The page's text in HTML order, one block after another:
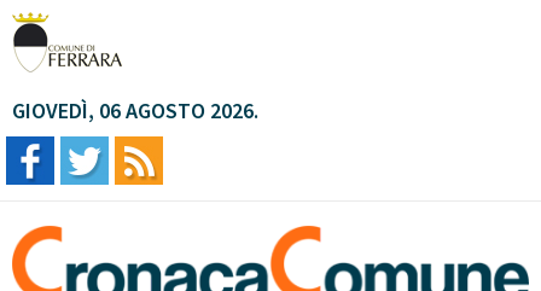
GIOVEDÌ, 06 AGOSTO 2026.